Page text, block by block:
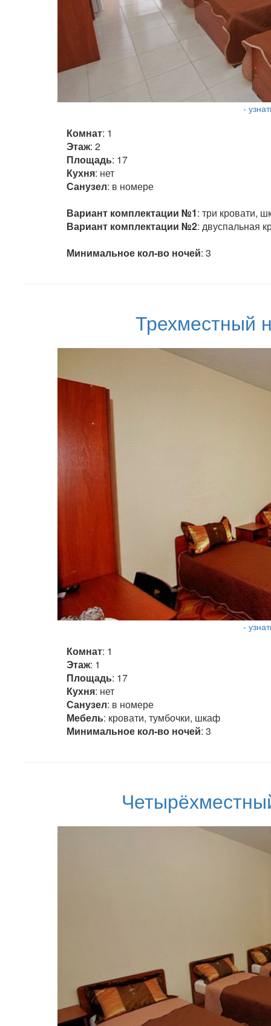
-
Комнат: 1
Этаж: 2
Площадь: 17
Кухня: нет
Санузел: в номере
Вариант комплектации №1: три кровати,
Вариант комплектации №2: двуспальная
Минимальное кол-во ночей: 3
Трехместный
-
Комнат: 1
Этаж: 1
Площадь: 17
Кухня: нет
Санузел: в номере
Мебель: кровати, тумбочки, шкаф
Минимальное кол-во ночей: 3